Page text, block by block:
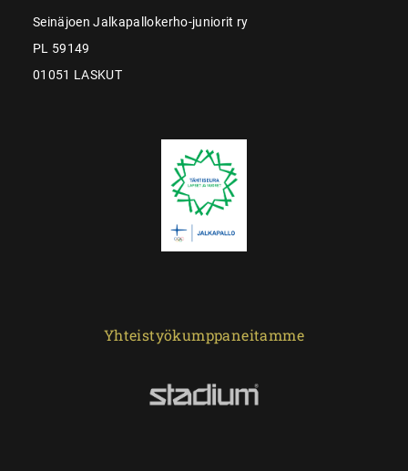
Seinäjoen Jalkapallokerho-juniorit ry
PL 59149
01051 LASKUT
Yhteistyökumppaneitamme